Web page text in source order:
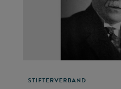
STIFTERVERBAND